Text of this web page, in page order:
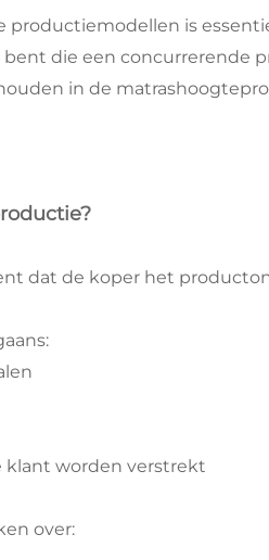
is
die een concurrerende
in de
dat de koper het
klant worden verstrekt
over: